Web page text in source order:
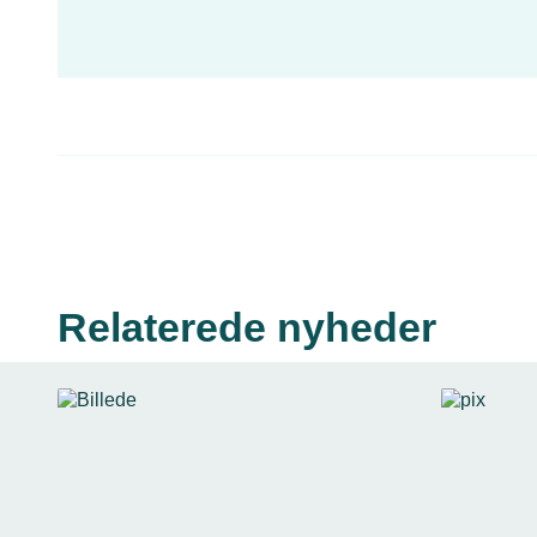
Relaterede nyheder